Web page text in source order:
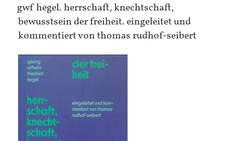
gwf hegel. herrschaft, knechtschaft,
bewusstsein der freiheit. eingeleitet und
kommentiert von thomas rudhof-seibert